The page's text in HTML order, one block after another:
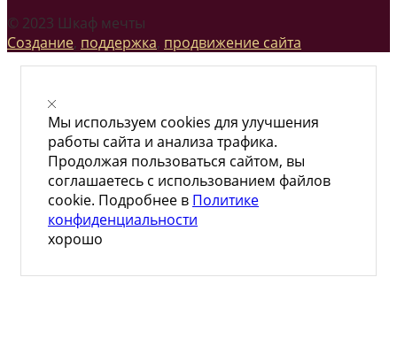
© 2023 Шкаф мечты
Создание, поддержка, продвижение сайта
Мы используем cookies для улучшения
работы сайта и анализа трафика.
Продолжая пользоваться сайтом, вы
соглашаетесь с использованием файлов
cookie. Подробнее в Политике
конфиденциальности
хорошо